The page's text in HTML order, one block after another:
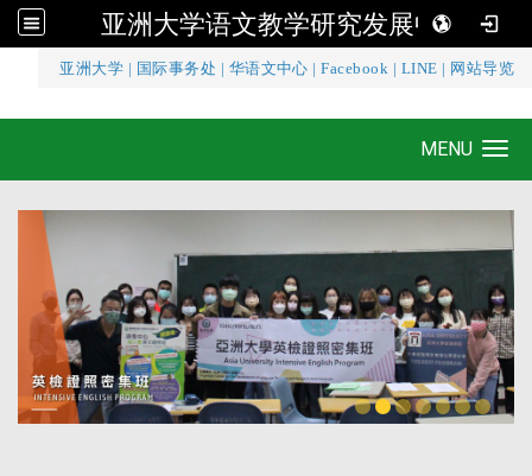
亚洲大学语文教学研究发展中心
亚洲大学 国际事务处 华语文中心 |Facebook LINE 网站导览
亚洲大学语文教学研究发展中心
MENU